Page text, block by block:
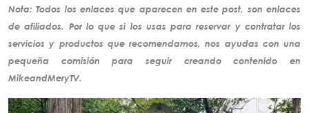
Nota: Todos los enlaces que aparecen en este post, son enlaces
deafiliados. Por lo que si los usas para reservar y contratar los
servicios y productos que recomendamos, nos ayudas con una
pequeña comisión para seguir creandocontenido en
MikeandMeryTV.